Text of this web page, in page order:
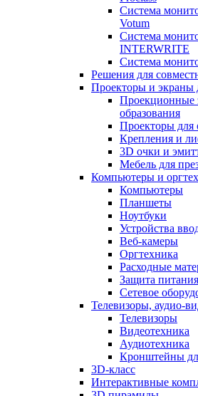
Система
Votum
Система
INTERWRITE
Система
Решения для
Проекторы и экраны
Проекционные
образования
Проекторы для
Крепления и
3D очки и
Мебель для
Компьютеры и
Компьютеры
Планшеты
Ноутбуки
Устройства
Веб-камеры
Оргтехника
Расходные
Защита питания
Сетевое
Телевизоры, аудио-
Телевизоры
Видеотехника
Аудиотехника
Кронштейны
3D-класс
Интерактивные